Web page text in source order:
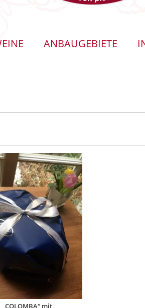
ANBAUGEBIETE
„COLOMBA“ mit